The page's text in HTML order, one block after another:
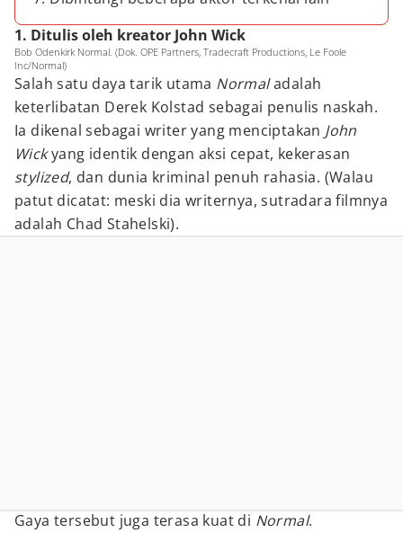
1. Ditulis oleh kreator John Wick
Bob Odenkirk Normal. (Dok. OPE Partners, Tradecraft Productions, Le Foole
Inc/Normal)
Salah satu daya tarik utama Normaladalah
keterlibatan Derek Kolstad sebagai penulis naskah.
Ia dikenal sebagai writer yang menciptakan John
Wickyang identik dengan aksi cepat, kekerasan
stylized, dan dunia kriminal penuh rahasia. (Walau
patut dicatat: meski dia writernya, sutradara filmnya
adalah Chad Stahelski).
Gaya tersebut juga terasa kuat di Normal.